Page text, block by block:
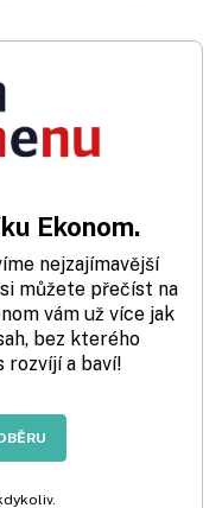
Ekonom.
nejzajímavější
můžete přečíst na
vám už více jak
bez kterého
rozvíjí a baví!